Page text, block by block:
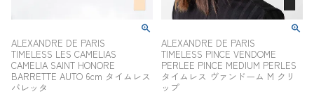
ALEXANDRE DE PARIS
TIMELESS LES CAMELIAS
CAMELIA SAINT HONORE
BARRETTE AUTO 6cm タイムレス
バレッタ
ALEXANDRE DE PARIS
TIMELESS PINCE VENDOME
PERLEE PINCE MEDIUM PERLES
タイムレス ヴァンドーム M クリ
ップ